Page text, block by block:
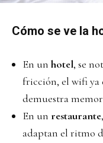
Cómo se ve la
En un hotel, se
fricción, el wifi ya
demuestra
En un restaurante
adaptan el ritmo